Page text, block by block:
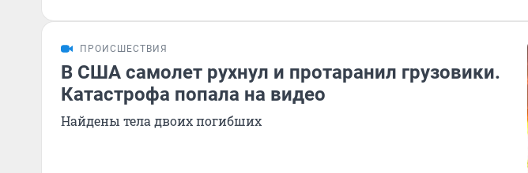
ПРОИСШЕСТВИЯ
В США самолет рухнул и протаранил грузовики.
Катастрофа попала на видео
Найдены тела двоих погибших